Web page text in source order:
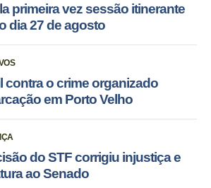
primeira vez sessão itinerante
dia 27 de agosto
contra o crime organizado
em Porto Velho
do STF corrigiu injustiça e
ao Senado